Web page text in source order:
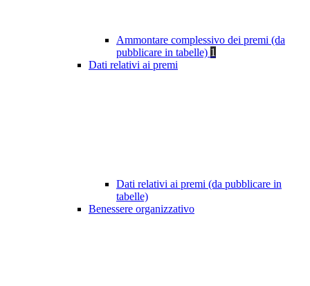
Ammontare complessivo dei premi (da
pubblicare in tabelle) 1
Dati relativi ai premi
Dati relativi ai premi (da pubblicare in
tabelle)
Benessere organizzativo